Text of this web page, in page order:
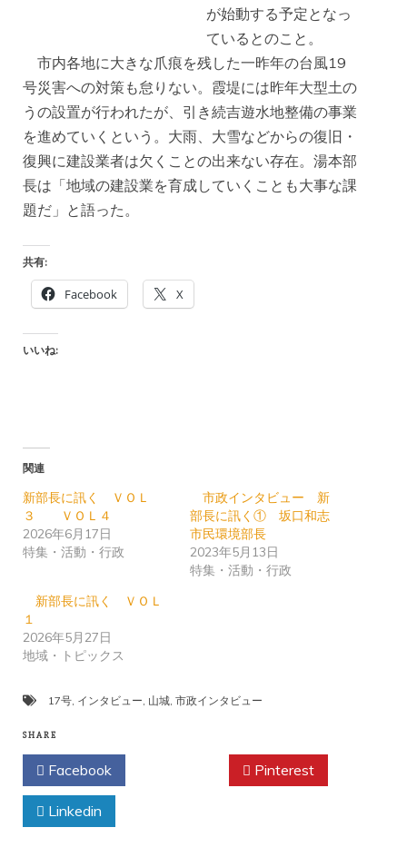
が始動する予定となっ
ているとのこと。
市内各地に大きな爪痕を残した一昨年の台風19
号災害への対策も怠りない。霞堤には昨年大型土の
うの設置が行われたが、引き続吉遊水地整備の事業
を進めていくという。大雨、大雪などからの復旧・
復興に建設業者は欠くことの出来ない存在。湯本部
長は「地域の建設業を育成していくことも大事な課
題だ」と語った。
共有:
Facebook X
いいね:
関連
新部長に訊く ＶＯＬ
３ ＶＯＬ４
2026年6月17日
特集・活動・行政
市政インタビュー 新
部長に訊く① 坂口和志
市民環境部長
2023年5月13日
特集・活動・行政
新部長に訊く ＶＯＬ
１
2026年5月27日
地域・トピックス
17号, インタビュー, 山城, 市政インタビュー
SHARE
Facebook Pinterest
Linkedin